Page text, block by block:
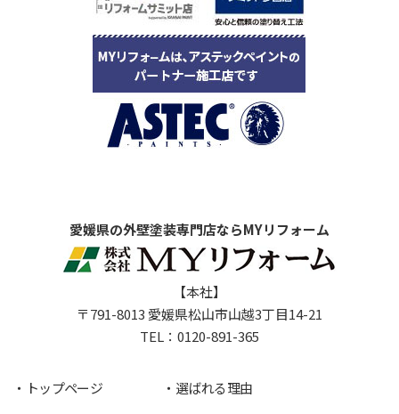
愛媛県の外壁塗装専門店ならMYリフォーム
【本社】
〒791-8013 愛媛県松山市山越3丁目14-21
TEL： 0120-891-365
トップページ
選ばれる理由